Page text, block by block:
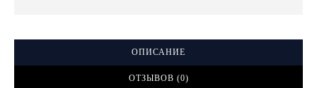
ОПИСАНИЕ
ОТЗЫВОВ (0)